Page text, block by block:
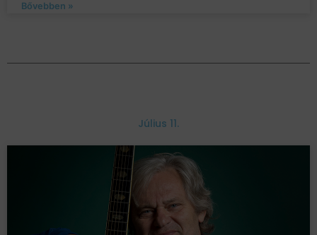
Bővebben »
Július 11.